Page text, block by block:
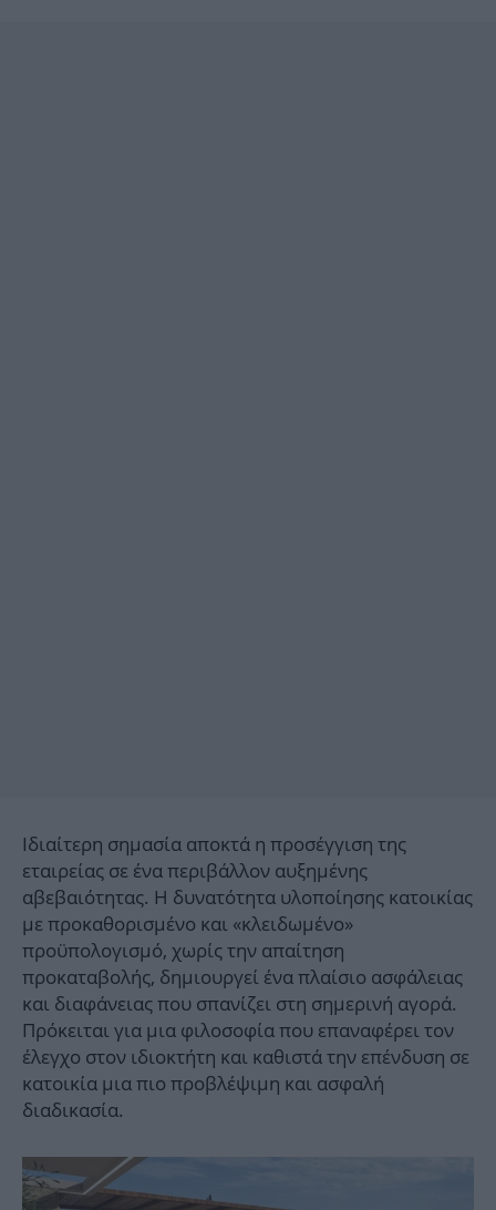
Ιδιαίτερη σημασία αποκτά η προσέγγιση της
εταιρείας σε ένα περιβάλλον αυξημένης
αβεβαιότητας. Η δυνατότητα υλοποίησης κατοικίας
με προκαθορισμένο και «κλειδωμένο»
προϋπολογισμό, χωρίς την απαίτηση
προκαταβολής, δημιουργεί ένα πλαίσιο ασφάλειας
και διαφάνειας που σπανίζει στη σημερινή αγορά.
Πρόκειται για μια φιλοσοφία που επαναφέρει τον
έλεγχο στον ιδιοκτήτη και καθιστά την επένδυση σε
κατοικία μια πιο προβλέψιμη και ασφαλή
διαδικασία.